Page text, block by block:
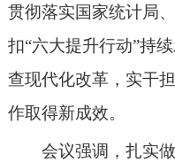
贯彻落实国家统计局、
扣“六大提升行动”持续
查现代化改革， 实干
作取得新成效。
会议强调 ， 扎实